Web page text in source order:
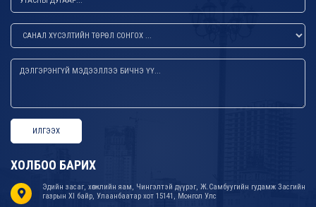
ИЛГЭЭХ
ХОЛБОО БАРИХ
Эдийн засаг, хөгжлийн яам, Чингэлтэй дүүрэг, Ж.Самбуугийн гудамж Засгийн
газрын XI байр, Улаанбаатар хот 15141, Монгол Улс